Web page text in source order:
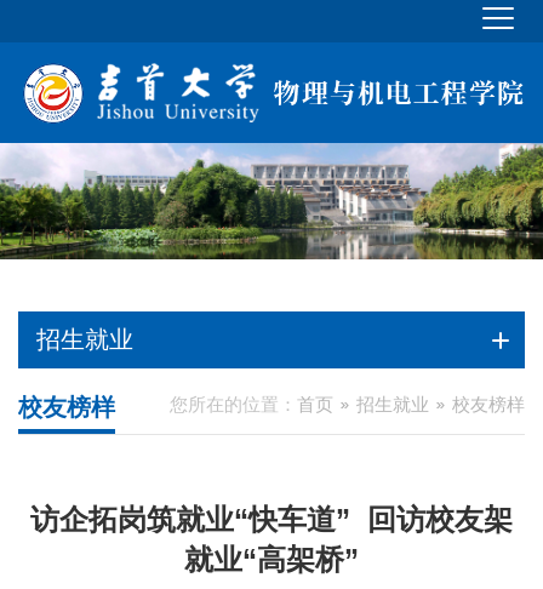
招生就业
您所在的位置： 首页 招生就业 校友榜样
校友榜样
访企拓岗筑就业“快车道” 回访校友架
就业“高架桥”